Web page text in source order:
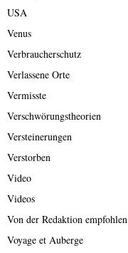
USA
Venus
Verbraucherschutz
Verlassene Orte
Vermisste
Verschwörungstheorien
Versteinerungen
Verstorben
Video
Videos
Von der Redaktion empfohlen
Voyage et Auberge